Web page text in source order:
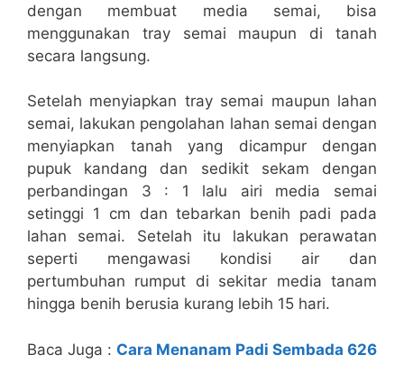
dengan membuat media semai, bisa
menggunakan tray semai maupun di tanah
secara langsung.
Setelah menyiapkan tray semai maupun lahan
semai, lakukan pengolahan lahan semai dengan
menyiapkan tanah yang dicampur dengan
pupuk kandang dan sedikit sekam dengan
perbandingan 3 : 1 lalu airi media semai
setinggi 1 cm dan tebarkan benih padi pada
lahan semai. Setelah itu lakukan perawatan
seperti mengawasi kondisi air dan
pertumbuhan rumput di sekitar media tanam
hingga benih berusia kurang lebih 15 hari.
Baca Juga : Cara Menanam Padi Sembada 626